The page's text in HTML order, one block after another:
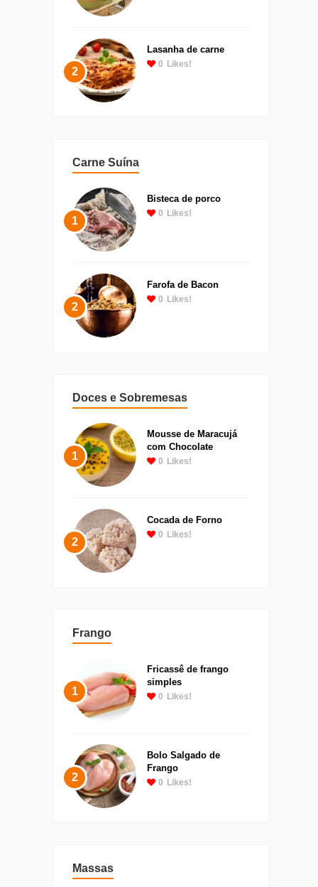
2
Lasanha de carne
0 Likes!
Carne Suína
1
Bisteca de porco
0 Likes!
2
Farofa de Bacon
0 Likes!
Doces e Sobremesas
1
Mousse de Maracujá
com Chocolate
0 Likes!
2
Cocada de Forno
0 Likes!
Frango
1
Fricassê de frango
simples
0 Likes!
2
Bolo Salgado de
Frango
0 Likes!
Massas